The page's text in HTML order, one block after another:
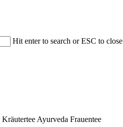
Hit enter to search or ESC to close
Kräutertee Ayurveda Frauentee